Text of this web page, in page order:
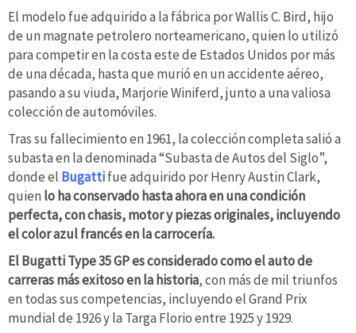
El modelo fue adquirido a la fábrica por Wallis C. Bird, hijo
de un magnate petrolero norteamericano, quien lo utilizó
para competir en la costa este de Estados Unidos por más
de una década, hasta que murió en un accidente aéreo,
pasando a su viuda, Marjorie Winiferd, junto a una valiosa
colección de automóviles.
Tras su fallecimiento en 1961, la colección completa salió a
subasta en la denominada “Subasta de Autos del Siglo”,
donde el Bugattifue adquirido por Henry Austin Clark,
quien lo ha conservado hasta ahora en una condición
perfecta, con chasis, motor y piezas originales, incluyendo
el color azul francés en la carrocería.
El Bugatti Type 35 GP es considerado como el auto de
carreras más exitoso en la historia, con más de mil triunfos
en todas sus competencias, incluyendo el Grand Prix
mundial de 1926 y la Targa Florio entre 1925 y 1929.